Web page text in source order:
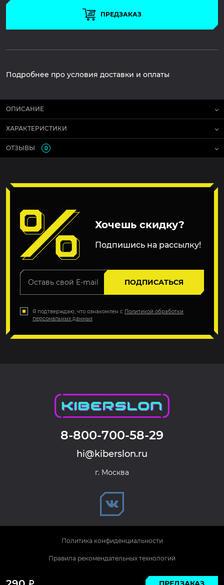
ПРЕДЗАКАЗ
Подробнее про условия доставки и оплаты
Р
ОПИСАНИЕ
ХАРАКТЕРИСТИКИ
ОТЗЫВЫ 0
Хочешь скидку?
Подпишись на рассылку!
ПОДПИСАТЬСЯ
Я подтверждаю, что ознакомлен с Политикой обработки
персональных данных
8-800-700-58-29
hi@kiberslon.ru
г. Москва
© 2026 KIBERSLON. Все права защищены.
Политика конфиденциальности
Правила рекомендательных технологий